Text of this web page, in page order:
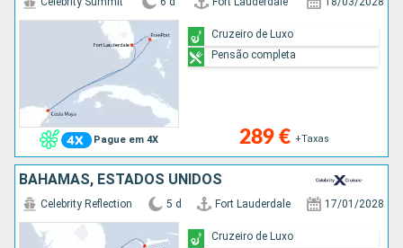
Pague em 4X 289 € +Taxas
Cruzeiro de Luxo
Pensão completa
BAHAMAS, ESTADOS UNIDOS
Celebrity Reflection 5 d Fort Lauderdale 17/01/2028
Cruzeiro de Luxo